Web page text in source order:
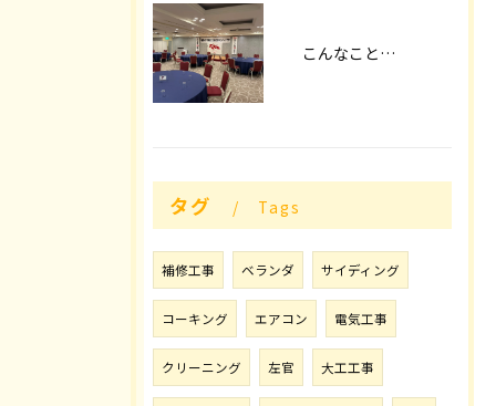
こんなことやってます！！
タグ Tags
補修工事 ベランダ サイディング
コーキング エアコン 電気工事
クリーニング 左官 大工工事